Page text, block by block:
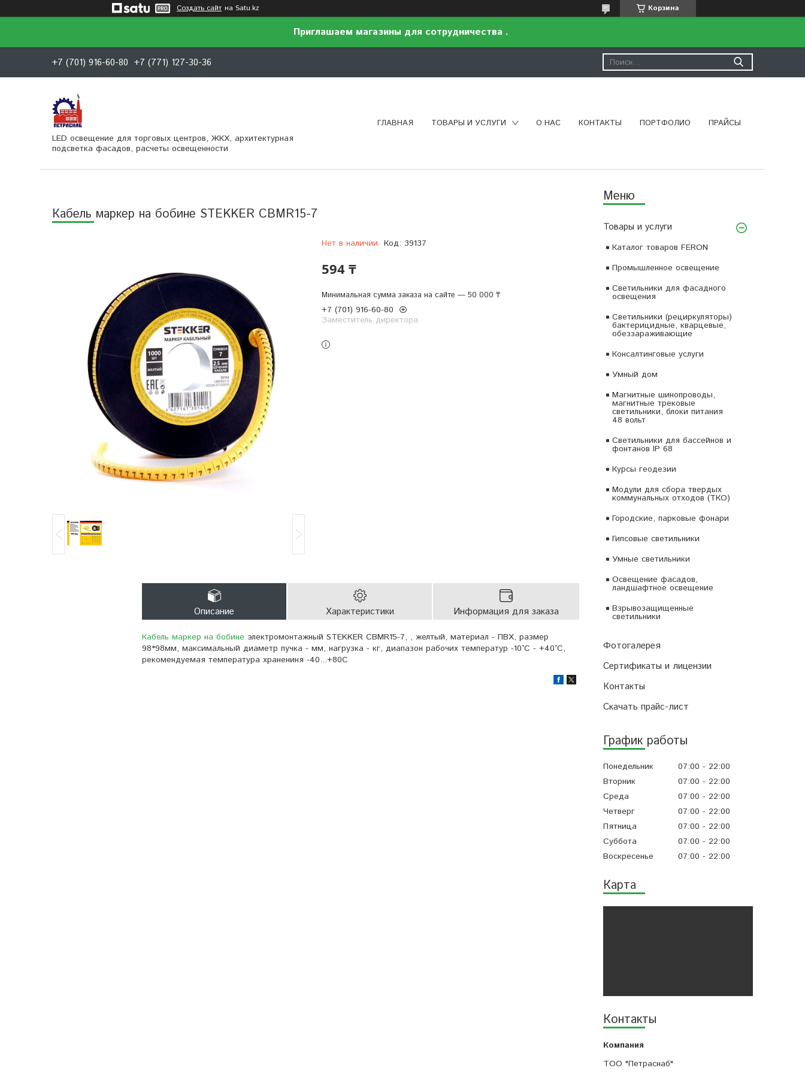
Создать сайт на Satu.kz Корзина
Приглашаем магазины для сотрудничества .
+7 (701) 916-60-80 +7 (771) 127-30-36
LED освещение для торговых центров, ЖКХ, архитектурная
подсветка фасадов, расчеты освещенности
ГЛАВНАЯ ТОВАРЫ И УСЛУГИ О НАС КОНТАКТЫ ПОРТФОЛИО ПРАЙСЫ
Товары и услуги
Каталог товаров FERON
Промышленное освещение
Светильники для фасадного
освещения
Светильники (рециркуляторы)
бактерицидные, кварцевые,
обеззараживающие
Консалтинговые услуги
Умный дом
Магнитные шинопроводы,
магнитные трековые
светильники, блоки питания
48 вольт
Светильники для бассейнов и
фонтанов IP 68
Курсы геодезии
Модули для сбора твердых
коммунальных отходов (ТКО)
Городские, парковые фонари
Гипсовые светильники
Умные светильники
Освещение фасадов,
ландшафтное освещение
Взрывозащищенные
светильники
Фотогалерея
Сертификаты и лицензии
Контакты
Скачать прайс-лист
График работы
Понедельник 07:00
22:00
Вторник
07:00
22:00
Среда
07:00
22:00
Четверг
07:00
22:00
Пятница
07:00
22:00
Суббота
07:00
22:00
Воскресенье
07:00 22:00
Карта
Контакты
ТОО "Петраснаб"
Кабель маркер на бобине STEKKER CBMR15-7
Нет в наличии Код: 39137
594 ₸
Минимальная сумма заказа на сайте — 50 000 ₸
+7 (701) 916-60-80
Заместитель директора
Описание Характеристики Информация для заказа
Кабель маркер на бобине электромонтажный STEKKER CBMR15-7, , желтый, материал - ПВХ, размер
98*98мм, максимальный диаметр пучка - мм, нагрузка - кг, диапазон рабочих температур -10°C - +40°C,
рекомендуемая температура хранениня -40...+80C